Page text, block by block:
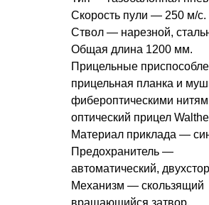
Скорость пули — 250 м/с.
Ствол — нарезной,
Общая длина 1200 мм.
Прицельные
прицельная планка и
фибероптическими
оптический прицел
Материал приклада —
Предохранитель —
автоматический,
Механизм — скользящий